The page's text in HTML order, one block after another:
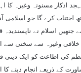
اذکار مسنونہ وغیرہ کا
کرے گا جو اسلامی
اسلام نے ناپسندیدہ
وغیرہ سے سختی سے
کی اطاعت کو ایک
کے ذریعے انجام دینے کا